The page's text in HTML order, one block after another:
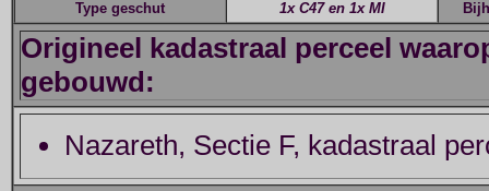
Type geschut 1x C47 en 1x MI
Origineel kadastraal perceel
gebouwd:
Nazareth, Sectie F, kadastraal